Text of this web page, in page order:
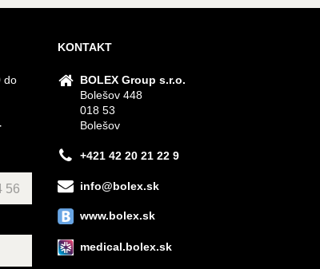
do
KONTAKT
BOLEX Group s.r.o.
Bolešov 448
018 53
Bolešov
+421 42 20 21 22 9
info@bolex.sk
www.bolex.sk
medical.bolex.sk